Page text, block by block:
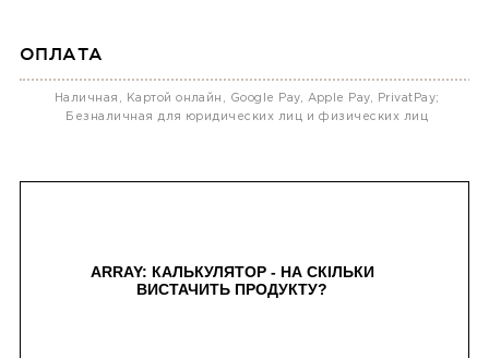
ОПЛАТА
Наличная, Картой онлайн, Google Pay, Apple Pay, PrivatPay;
Безналичная для юридических лиц и физических лиц
ARRAY: КАЛЬКУЛЯТОР - НА СКІЛЬКИ
ВИСТАЧИТЬ ПРОДУКТУ?